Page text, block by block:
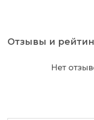
Отзывы и
Нет